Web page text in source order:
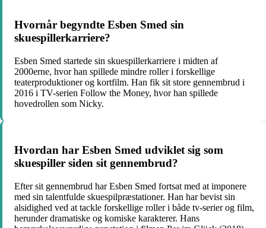
Hvornår begyndte Esben Smed sin
skuespillerkarriere?
Esben Smed startede sin skuespillerkarriere i midten af
2000erne, hvor han spillede mindre roller i forskellige
teaterproduktioner og kortfilm. Han fik sit store gennembrud i
2016 i TV-serien Follow the Money, hvor han spillede
hovedrollen som Nicky.
Hvordan har Esben Smed udviklet sig som
skuespiller siden sit gennembrud?
Efter sit gennembrud har Esben Smed fortsat med at imponere
med sin talentfulde skuespilpræstationer. Han har bevist sin
alsidighed ved at tackle forskellige roller i både tv-serier og film,
herunder dramatiske og komiske karakterer. Hans